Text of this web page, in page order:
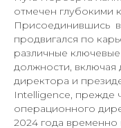
отмечен глубокими
Присоединившись в
продвигался по
различные
должности, включая
директора и
Intelligence, прежде
операционного
2024 года